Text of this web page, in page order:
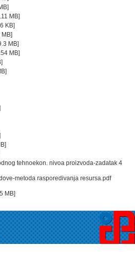
MB]
KB]
MB]
MB]
tehnoekon. nivoa proizvoda-zadatak 4
metoda rasporedivanja resursa.pdf
MB]
Sad